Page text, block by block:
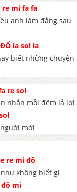
re mi fa fa
anh làm đằng sau
la sol la
biết những chuyện
re sol
nhắn mỗi đêm lả lơi
mới
re mi đô
không biết gì
mi